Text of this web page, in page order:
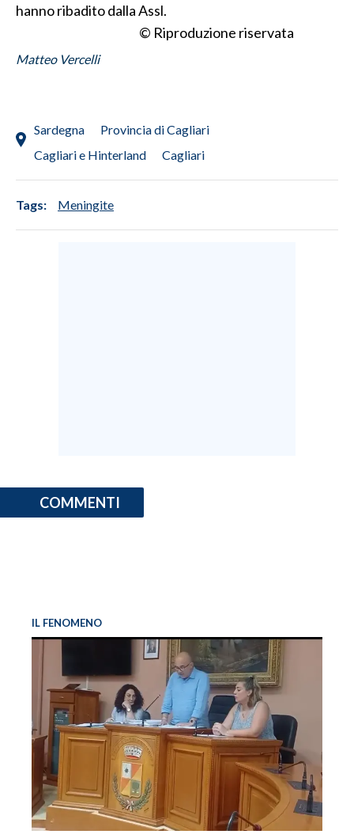
hanno ribadito dalla Assl.
© Riproduzione riservata
Matteo Vercelli
Sardegna
Provincia di Cagliari
Cagliari e Hinterland
Cagliari
Tags: Meningite
COMMENTI
IL FENOMENO